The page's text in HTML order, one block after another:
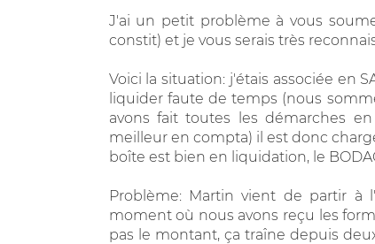
J'ai un petit problème à vous
constit) et je vous serais très
Voici la situation: j'étais associée en
liquider faute de temps (nous
avons fait toutes les démarches
meilleur en compta) il est donc
boîte est bien en liquidation, le
Problème: Martin vient de partir
moment où nous avons reçu les
pas le montant, ça traîne depuis